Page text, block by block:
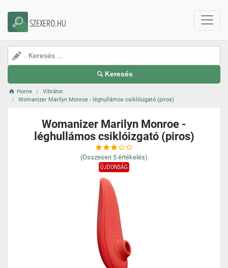
SZEXERO.HU
Keresés
Home
Vibrátor
Womanizer Marilyn Monroe - léghullámos csiklóizgató (piros)
Womanizer Marilyn Monroe -
léghullámos csiklóizgató (piros)
(Összesen 5 értékelés)
ÚJDONSÁG